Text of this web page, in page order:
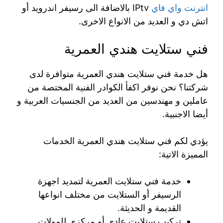
انترنت واي فاي
IPtv بالاضافة الى رسيفر اندرويد أو
اتش دي و العديد من الانواع الاخرى.
فني ستلايت هندي العمرية
هل خدمة فني ستلايت هندي العمرية متوافرة لدى
شركتنا؟ نحن نوفر اكفأ الكوادر الفنية المختصة من
عاملين و مهندسين من العديد من الجنسيات العربية و
أيضا الاجنبية.
يؤدي لكم فني ستلايت هندي العمرية الخدمات
المميزة الاتية:
خدمة فني ستلايت العمرية لتمديد اجهزة
الرسيفر أو الستلايت من مختلف انواعها
القديمة و الحديثة.